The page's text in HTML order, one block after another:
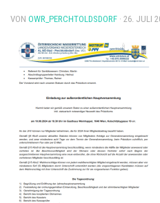
VON OWR_PERCHTOLDSDORF · 26. JULI